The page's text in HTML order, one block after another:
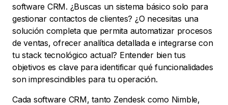
software CRM. ¿Buscas un sistema básico solo para
gestionar contactos de clientes? ¿O necesitas una
solución completa que permita automatizar procesos
de ventas, ofrecer analítica detallada e integrarse con
tu stack tecnológico actual? Entender bien tus
objetivos es clave para identificar qué funcionalidades
son imprescindibles para tu operación.
Cada software CRM, tanto Zendesk como Nimble,